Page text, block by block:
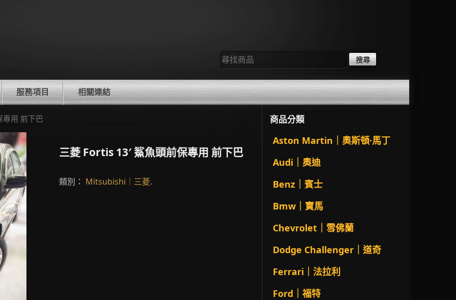
尋
找：
服務項目 相關連結
專用 前下巴
三菱 Fortis 13′ 鯊魚頭前保專用 前下巴
類別： Mitsubishi｜三菱.
商品分類
Aston Martin｜奧斯頓·馬丁
Audi｜奧迪
Benz｜賓士
Bmw｜寶馬
Chevrolet｜雪佛蘭
Dodge Challenger｜道奇
Ferrari｜法拉利
Ford｜福特